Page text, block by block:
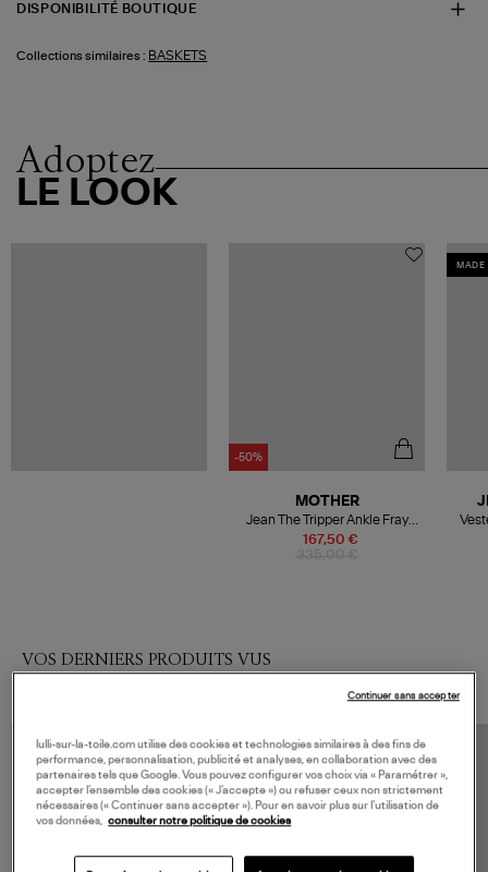
DISPONIBILITÉ BOUTIQUE
Collections similaires : BASKETS
Adoptez
LE LOOK
-50%
167,50 €
MOTHER
Jean The Tripper Ankle Fray
Coton Island Time
MADE
VOS DERNIERS PRODUITS VUS
lulli-sur-la-toile.com utilise des cookies et technologies similaires à des fins de
performance, personnalisation, publicité et analyses, en collaboration avec des
partenaires tels que Google. Vous pouvez configurer vos choix via « Paramétrer »,
accepter l’ensemble des cookies (« J’accepte ») ou refuser ceux non strictement
nécessaires (« Continuer sans accepter »). Pour en savoir plus sur l’utilisation de
vos données, consulter notre politique de cookies
Continuer sans accepter